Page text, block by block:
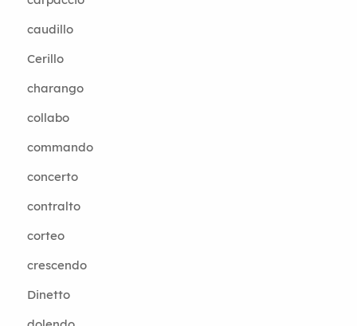
caudillo
Cerillo
charango
collabo
commando
concerto
contralto
corteo
crescendo
Dinetto